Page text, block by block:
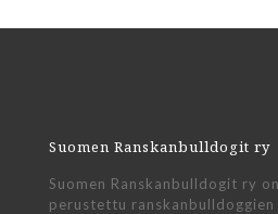
Suomen Ranskanbulldogit ry
Suomen Ranskanbulldogit ry
perustettu